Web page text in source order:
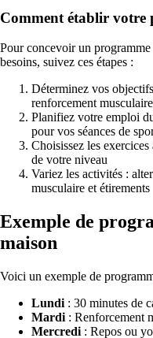
Comment établir votre
Pour concevoir un
besoins, suivez ces étapes :
Déterminez vos
renforcement
Planifiez votre emploi
pour vos séances de
Choisissez les
de votre niveau
Variez les activités :
musculaire et étirements
Exemple de
maison
Voici un exemple de
Lundi : 30 minutes de
Mardi : Renforcement
Mercredi : Repos ou